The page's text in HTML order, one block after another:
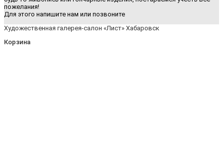
пожелания!
Для этого напишите нам или позвоните
Художественная галерея-салон «Лист» Хабаровск
Корзина